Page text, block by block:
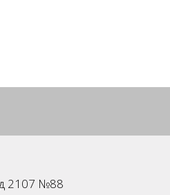
2107 №88